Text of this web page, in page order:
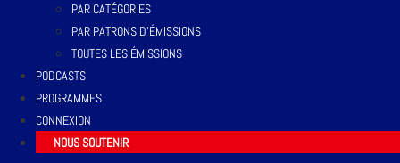
PAR CATÉGORIES
PAR PATRONS D’ÉMISSIONS
TOUTES LES ÉMISSIONS
PODCASTS
PROGRAMMES
CONNEXION
NOUS SOUTENIR